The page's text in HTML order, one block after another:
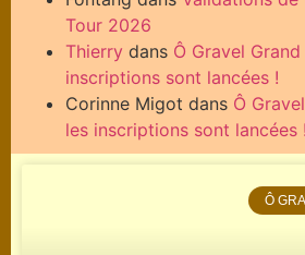
Tour 2026
Thierry dans Ô Gravel
inscriptions sont lancées !
Corinne Migot dans Ô
les inscriptions sont lancées !
Ô